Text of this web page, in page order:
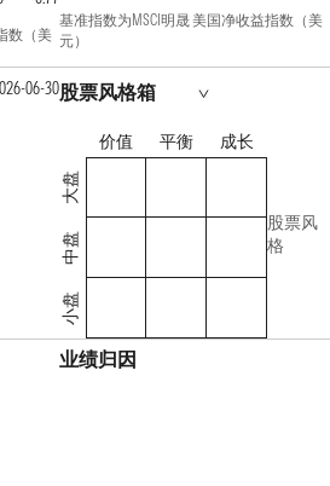
数（美
基准指数为MSCI明晟 美国净收益指数（美
元）
06-30股票风格箱
价值 平衡 成长
大盘
中盘
小盘
股票风
格
业绩归因